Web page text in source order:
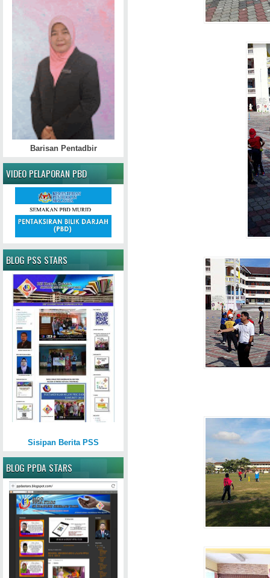
Barisan Pentadbir
VIDEO PELAPORAN PBD
BLOG PSS STARS
Sisipan Berita PSS
BLOG PPDA STARS